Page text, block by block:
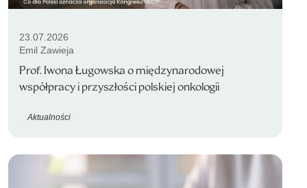
23.07.2026
Emil Zawieja
Prof. Iwona Ługowska o międzynarodowej
współpracy i przyszłości polskiej onkologii
Aktualności